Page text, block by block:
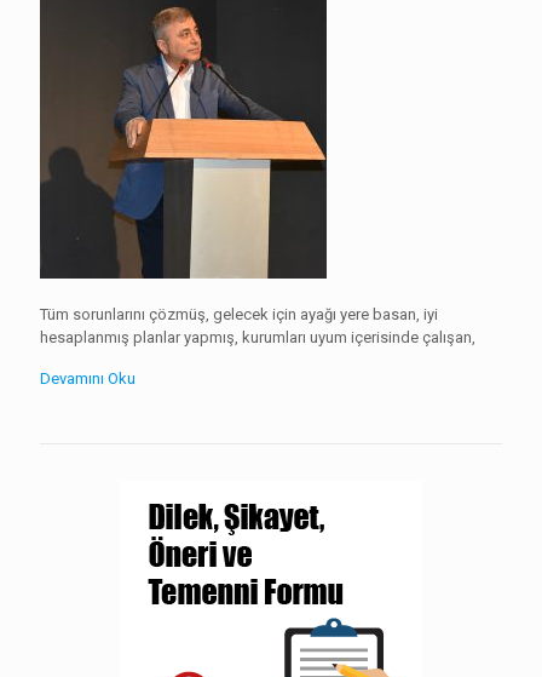
Tüm sorunlarını çözmüş, gelecek için ayağı yere basan, iyi
hesaplanmış planlar yapmış, kurumları uyum içerisinde çalışan,
Devamını Oku